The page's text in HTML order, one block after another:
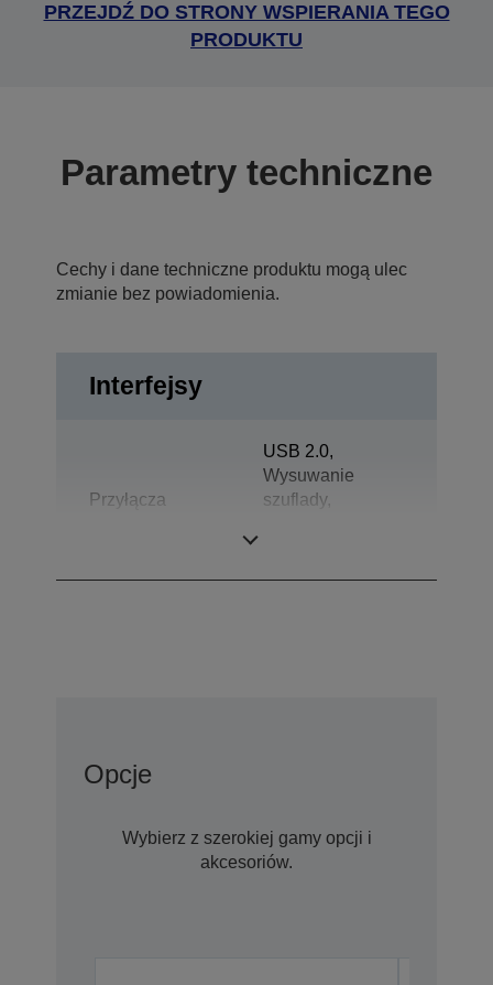
PRZEJDŹ DO STRONY WSPIERANIA TEGO
PRODUKTU
Parametry techniczne
Cechy i dane techniczne produktu mogą ulec
zmianie bez powiadomienia.
Interfejsy
Przyłącza
USB 2.0,
Wysuwanie
szuflady,
Opcje
Wybierz z szerokiej gamy opcji i
akcesoriów.